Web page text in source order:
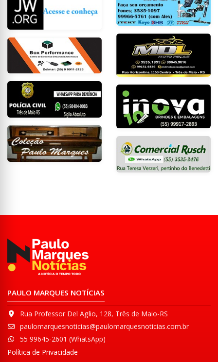
PAULO MARQUES NOTÍCIAS
Rua Professor Del Aglio, 128, Três de Maio-RS
paulomarquesnoticias@paulomarquesnoticias.com.br
55 99645-2601 (WhatsApp)
Política de Privacidade